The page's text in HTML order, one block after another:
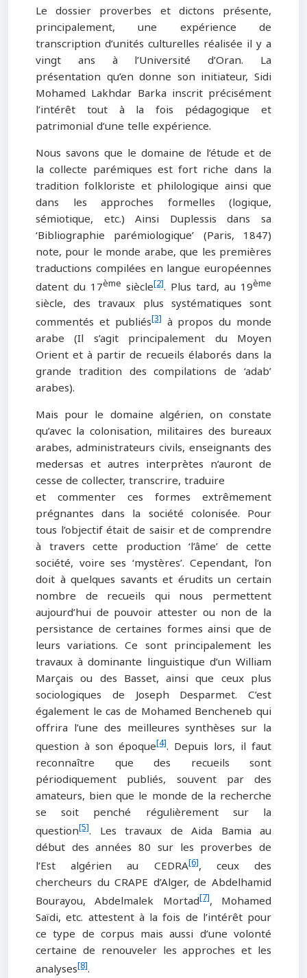
Le dossier proverbes et dictons présente,
principalement, une expérience de
transcription d’unités culturelles réalisée il y a
vingt ans à l’Université d’Oran. La
présentation qu’en donne son initiateur, Sidi
Mohamed Lakhdar Barka inscrit précisément
l’intérêt tout à la fois pédagogique et
patrimonial d’une telle expérience.
Nous savons que le domaine de l’étude et de
la collecte parémiques est fort riche dans la
tradition folkloriste et philologique ainsi que
dans les approches formelles (logique,
sémiotique, etc.) Ainsi Duplessis dans sa
‘Bibliographie parémiologique’ (Paris, 1847)
note, pour le monde arabe, que les premières
traductions compilées en langue européennes
datent du 17ème siècle[2]. Plus tard, au 19ème
siècle, des travaux plus systématiques sont
commentés et publiés[3] à propos du monde
arabe (Il s’agit principalement du Moyen
Orient et à partir de recueils élaborés dans la
grande tradition des compilations de ‘adab’
arabes).
Mais pour le domaine algérien, on constate
qu’avec la colonisation, militaires des bureaux
arabes, administrateurs civils, enseignants des
medersas et autres interprètes n’auront de
cesse de collecter, transcrire, traduire
et commenter ces formes extrêmement
prégnantes dans la société colonisée. Pour
tous l’objectif était de saisir et de comprendre
à travers cette production ‘l’âme’ de cette
société, voire ses ‘mystères’. Cependant, l’on
doit à quelques savants et érudits un certain
nombre de recueils qui nous permettent
aujourd’hui de pouvoir attester ou non de la
persistance de certaines formes ainsi que de
leurs variations. Ce sont principalement les
travaux à dominante linguistique d’un William
Marçais ou des Basset, ainsi que ceux plus
sociologiques de Joseph Desparmet. C’est
également le cas de Mohamed Bencheneb qui
offrira l’une des meilleures synthèses sur la
question à son époque[4]. Depuis lors, il faut
reconnaître que des recueils sont
périodiquement publiés, souvent par des
amateurs, bien que le monde de la recherche
se soit penché régulièrement sur la
question[5]. Les travaux de Aida Bamia au
début des années 80 sur les proverbes de
l’Est algérien au CEDRA[6], ceux des
chercheurs du CRAPE d’Alger, de Abdelhamid
Bourayou, Abdelmalek Mortad[7], Mohamed
Saïdi, etc. attestent à la fois de l’intérêt pour
ce type de corpus mais aussi d’une volonté
certaine de renouveler les approches et les
analyses[8].